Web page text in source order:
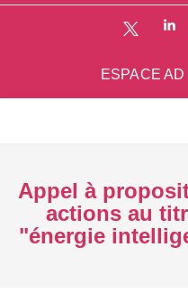
ESPACE AD
Appel à
actions au
"énergie